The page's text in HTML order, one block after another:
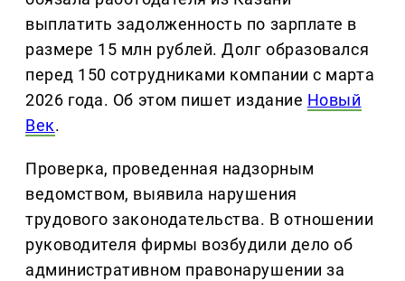
выплатить задолженность по зарплате в
размере 15 млн рублей. Долг образовался
перед 150 сотрудниками компании с марта
2026 года. Об этом пишет издание Новый
Век.
Проверка, проведенная надзорным
ведомством, выявила нарушения
трудового законодательства. В отношении
руководителя фирмы возбудили дело об
административном правонарушении за